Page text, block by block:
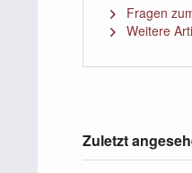
Fragen
Weitere
Zuletzt